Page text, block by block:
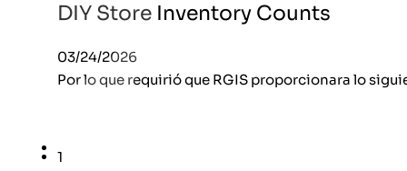
DIY Store Inventory Counts
03/24/2026
Por lo que requirió que RGIS proporcionara lo
1